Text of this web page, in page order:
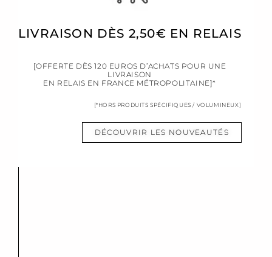
LIVRAISON DÈS 2,50€ EN RELAIS
[OFFERTE DÈS 120 EUROS D’ACHATS POUR UNE
LIVRAISON
EN RELAIS EN FRANCE MÉTROPOLITAINE]*
[*HORS PRODUITS SPÉCIFIQUES / VOLUMINEUX]
DÉCOUVRIR LES NOUVEAUTÉS